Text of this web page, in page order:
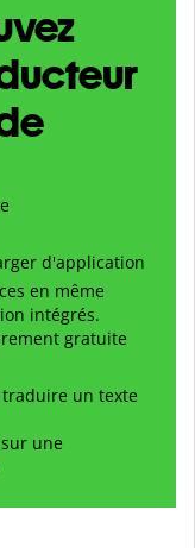
d'application
en même
intégrés.
gratuite
un texte
une